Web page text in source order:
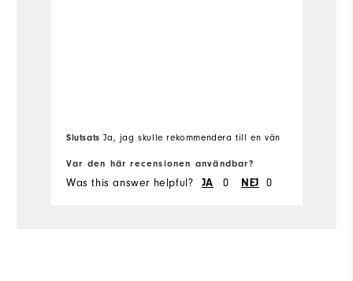
Slutsats Ja, jag skulle rekommendera till en vän
Var den här recensionen användbar?
Was this answer helpful? JA 0 NEJ 0